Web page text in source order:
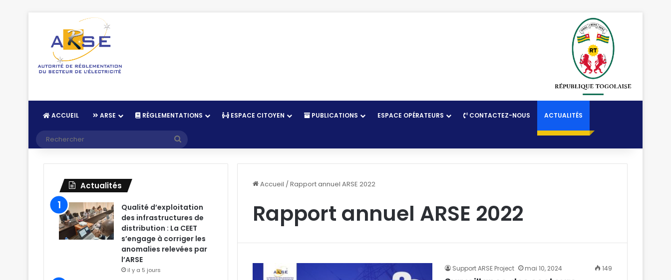
ACCUEIL ARSE RÈGLEMENTATIONS ESPACE CITOYEN PUBLICATIONS ESPACE OPÉRATEURS CONTACTEZ-NOUS ACTUALITÉS
Accueil /Rapport annuel ARSE 2022
Rapport annuel ARSE 2022
Support ARSE Project mai 10, 2024 149
Actualités
Qualité d’exploitation
des infrastructures de
distribution : La CEET
s’engage à corriger les
anomalies relevées par
l’ARSE
il y a 5 jours